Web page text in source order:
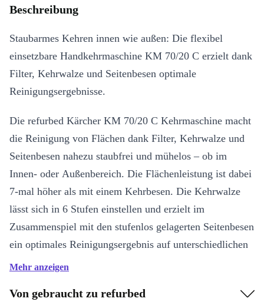
Beschreibung
Staubarmes Kehren innen wie außen: Die flexibel
einsetzbare Handkehrmaschine KM 70/20 C erzielt dank
Filter, Kehrwalze und Seitenbesen optimale
Reinigungsergebnisse.
Die refurbed Kärcher KM 70/20 C Kehrmaschine macht
die Reinigung von Flächen dank Filter, Kehrwalze und
Seitenbesen nahezu staubfrei und mühelos – ob im
Innen- oder Außenbereich. Die Flächenleistung ist dabei
7-mal höher als mit einem Kehrbesen. Die Kehrwalze
lässt sich in 6 Stufen einstellen und erzielt im
Zusammenspiel mit den stufenlos gelagerten Seitenbesen
ein optimales Reinigungsergebnis auf unterschiedlichen
Böden.
Für ergonomisches Arbeiten sorgen ein
Mehr anzeigen
Von gebraucht zu refurbed